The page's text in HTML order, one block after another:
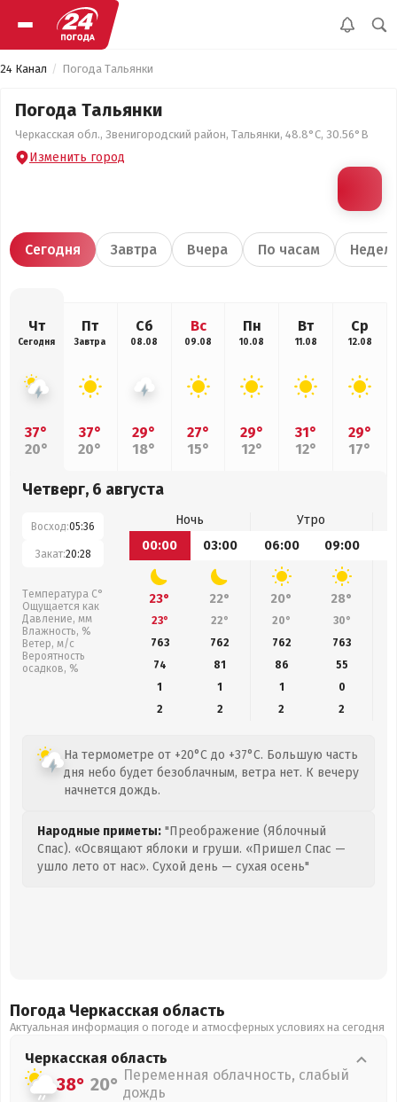
24 Канал Погода Тальянки
Погода Тальянки
Черкасская обл., Звенигородский район, Тальянки, 48.8°С, 30.56°В
Изменить город
Сегодня Завтра Вчера По часам
Чт
Сегодня
37°
20°
Пт
Завтра
37°
20°
Сб
08.08
29°
18°
Вс
09.08
27°
15°
Пн
10.08
29°
12°
Вт
11.08
31°
12°
Ср
12.08
29°
17°
Четверг, 6 августа
Восход:05:36
Закат:20:28
Температура С°
Ощущается как
Давление, мм
Влажность, %
Ветер, м/с
Вероятность
осадков, %
Ночь
Утро
00:00
03:00 06:00 09:00
23° 22° 20° 28°
23° 22° 20° 30°
763
762 762 763
74
81 86
55
1
1 1
0
2
2 2 2
На термометре от +20°C до +37°C. Большую часть
дня небо будет безоблачным, ветра нет. К вечеру
начнется дождь.
Народные приметы: "Преображение (Яблочный
Спас). «Освящают яблоки и груши. «Пришел Спас —
ушло лето от нас». Сухой день — сухая осень"
Погода Черкасская область
Актуальная информация о погоде и атмосферных условиях на сегодня
Черкасская область
38° 20° Переменная облачность, слабый
дождь